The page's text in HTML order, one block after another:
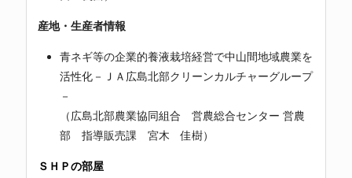
産地・生産者情報
青ネギ等の企業的養液栽培経営で中山間地域農業を
活性化－ＪＡ広島北部クリーンカルチャーグループ
－
（広島北部農業協同組合 営農総合センター 営農
部 指導販売課 宮木 佳樹）
ＳＨＰの部屋